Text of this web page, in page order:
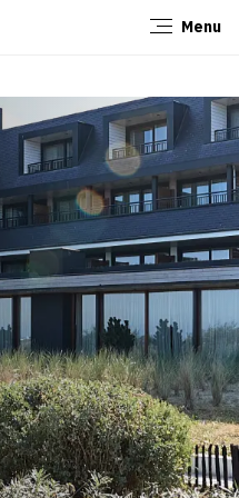
Menu
Sluiten